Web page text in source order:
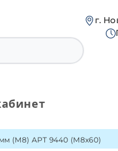
г.
(М8) АРТ 9440 (М8х60)